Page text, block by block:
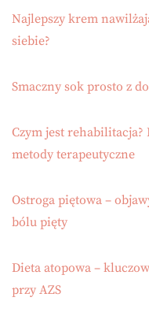
Najlepszy krem
siebie?
Smaczny sok prosto z
Czym jest
metody terapeutyczne
Ostroga piętowa –
bólu pięty
Dieta atopowa –
przy AZS